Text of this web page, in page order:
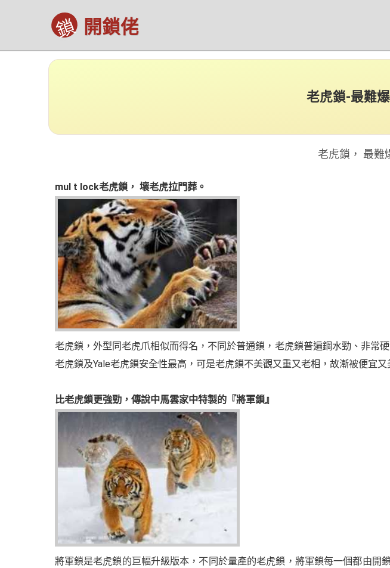
鎖 開鎖佬
老虎鎖-最難
老虎鎖， 最難
mul t lock老虎鎖， 壞老虎拉門葬。
老虎鎖，外型同老虎爪相似而得名，不同於普通鎖，老虎鎖普遍鋼水勁、非
老虎鎖及Yale老虎鎖安全性最高，可是老虎鎖不美觀又重又老相，故漸被便宜又
比老虎鎖更強勁，傳說中馬雲家中特製的『將軍鎖』
將軍鎖是老虎鎖的巨幅升級版本，不同於量產的老虎鎖，將軍鎖每一個都由